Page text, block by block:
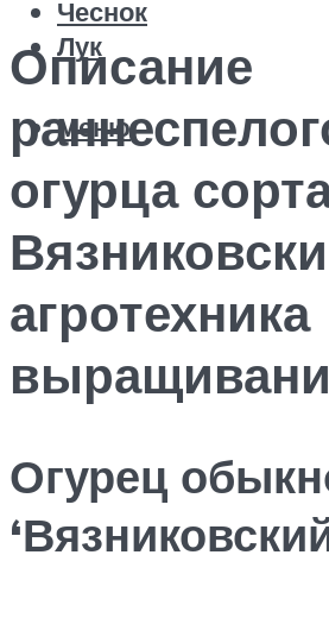
Чеснок
Лук
Меню
Описание
огурца
агротехника
Огурец